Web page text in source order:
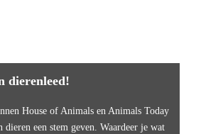
dierenleed!
House of Animals en Animals Today
dieren een stem geven. Waardeer je wat